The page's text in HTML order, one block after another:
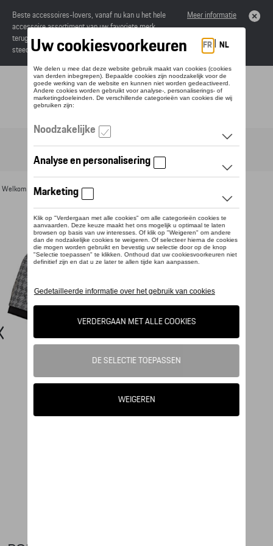
Beste accessoires-lovers, vanaf nu kan u het hele
accessoire assortiment van uw favoriete merk
terugvinden in de online catalogus. Deze kunnen
steeds besteld worden via uw dealer.
Meer informatie
Toggle navigation
Welkom >Voor u >Textiel >